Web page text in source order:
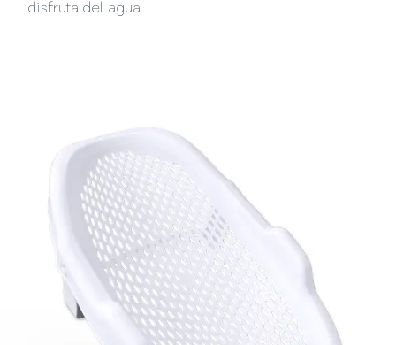
disfruta del agua.